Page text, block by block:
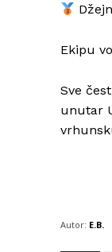
Ekipu
Sve
unutar
Autor: E.B.